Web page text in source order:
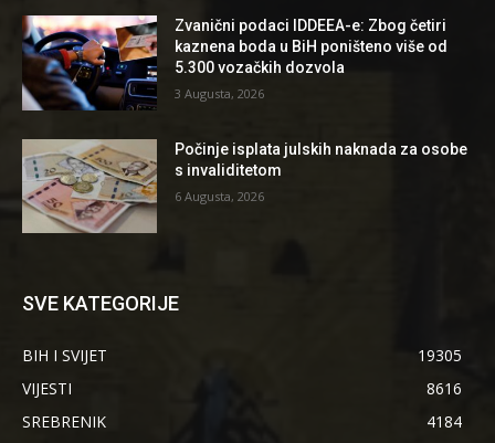
Zvanični podaci IDDEEA-e: Zbog četiri
kaznena boda u BiH poništeno više od
5.300 vozačkih dozvola
3 Augusta, 2026
Počinje isplata julskih naknada za osobe
s invaliditetom
6 Augusta, 2026
SVE KATEGORIJE
BIH I SVIJET
19305
VIJESTI
8616
SREBRENIK
4184